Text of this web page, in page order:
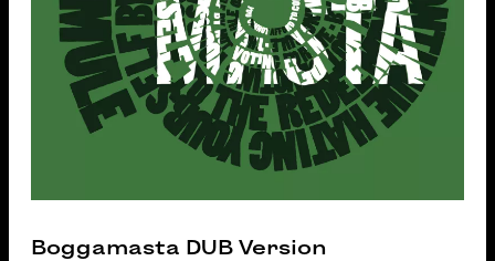
Boggamasta DUB Version